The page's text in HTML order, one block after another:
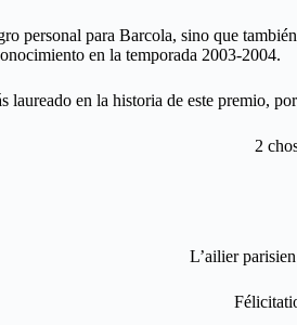
personal para Barcola, sino que
en la temporada 2003-2004.
laureado en la historia de este premio,
2
L’ailier